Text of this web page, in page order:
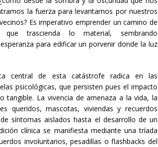
la fuerza para levantarnos por nuestros
Es imperativo emprender un camino de
que trascienda lo material, sembrando
para edificar un porvenir donde la luz
central de esta catástrofe radica en las
psicológicas, que persisten pues el impacto
tangible. La vivencia de amenaza a la vida, la
queridos, mascotas, viviendas y recuerdos
síntomas aislados hasta el desarrollo de un
clínica se manifiesta mediante una tríada
involuntarios, pesadillas o flashbacks del